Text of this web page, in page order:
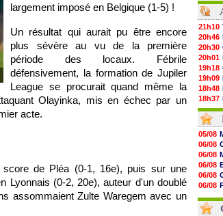
largement imposé en Belgique (1-5) !
Un résultat qui aurait pu être encore
plus sévère au vu de la première
période des locaux. Fébrile
défensivement, la formation de Jupiler
League se procurait quand même la
Olayinka, mis en échec par un
acte.
de Pléa (0-1, 16e), puis sur une
Lyonnais (0-2, 20e), auteur d'un doublé
assommaient Zulte Waregem avec un
21h10
20h46
20h30
20h01
19h18
19h09
18h48
18h37
18h29
17h58
17h46
17h32
17h16
16h59
16h37
16h33
16h27
16h22
16h07
05/08
06/08
06/08
06/08
06/08
06/08
06/08